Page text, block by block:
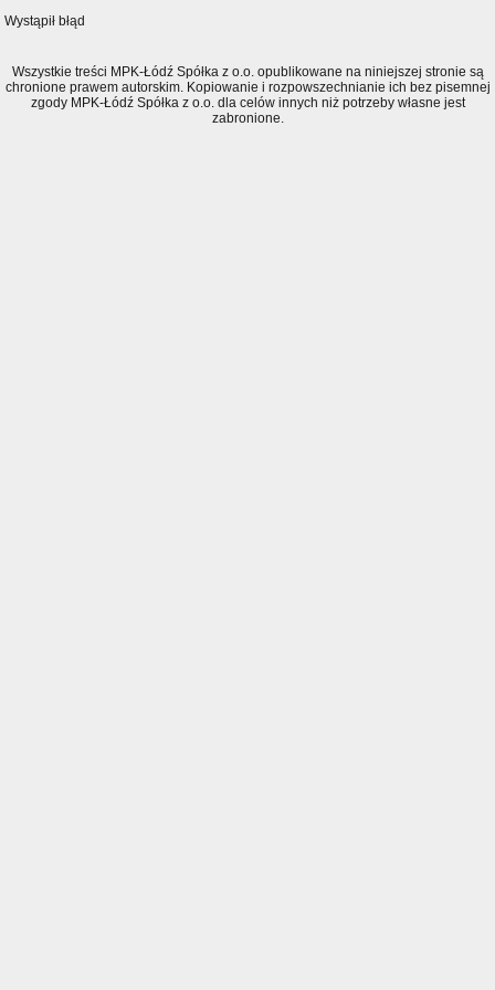
Wystąpił błąd
Wszystkie treści MPK-Łódź Spółka z o.o. opublikowane na niniejszej stronie są
chronione prawem autorskim. Kopiowanie i rozpowszechnianie ich bez pisemnej
zgody MPK-Łódź Spółka z o.o. dla celów innych niż potrzeby własne jest
zabronione.